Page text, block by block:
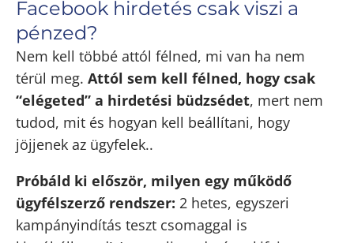
Facebook hirdetés csak viszi a
pénzed?
Nem kell többé attól félned, mi van ha nem
térül meg. Attól sem kell félned, hogy csak
“elégeted” a hirdetési büdzsédet, mert nem
tudod, mit és hogyan kell beállítani, hogy
jöjjenek az ügyfelek..
Próbáld ki először, milyen egy működő
ügyfélszerző rendszer: 2 hetes, egyszeri
kampányindítás teszt csomaggal is